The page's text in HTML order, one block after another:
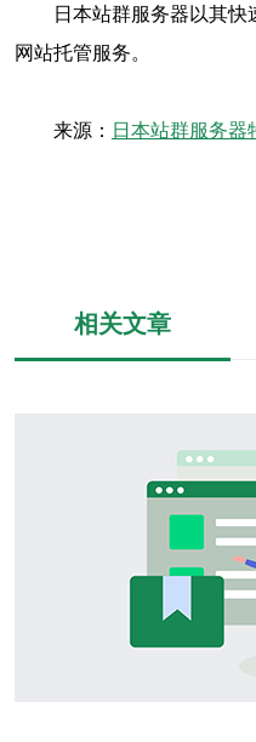
日本站群服务器以其
网站托管服务。
来源： 日本站群服务
相关文章